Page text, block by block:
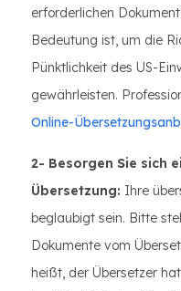
erforderlichen
Bedeutung ist, um die
Pünktlichkeit des US-
gewährleisten.
Online-
2- Besorgen Sie sich
Übersetzung: Ihre
beglaubigt sein. Bitte
Dokumente vom
heißt, der Übersetzer